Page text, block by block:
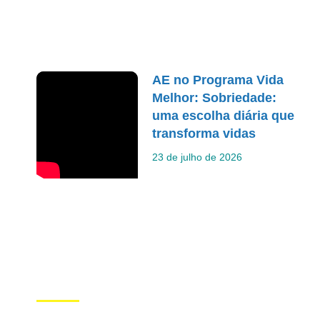
AE no Programa Vida
Melhor: Sobriedade:
uma escolha diária que
transforma vidas
23 de julho de 2026